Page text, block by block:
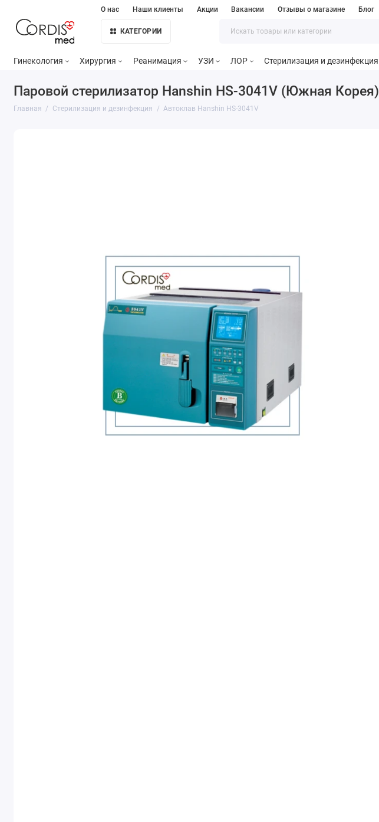
О нас Наши клиенты Акции Вакансии Отзывы о магазине Блог
КАТЕГОРИИ
Гинекология Хирургия Реанимация УЗИ ЛОР Стерилизация и дезинфекция
Паровой стерилизатор Hanshin HS-3041V (Южная Корея)
Главная Стерилизация и дезинфекция Автоклав Hanshin HS-3041V